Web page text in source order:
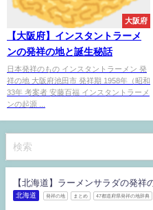
大阪府
【大阪府】インスタントラーメ
ンの発祥の地と誕生秘話
日本発祥のもの インスタントラーメン 発
祥の地 大阪府池田市 発祥期 1958年（昭和
33年 考案者 安藤百福 インスタントラーメ
ンの起源 ...
【北海道】ラーメンサラダの発祥
北海道 発祥の地 まとめ 47都道府県発祥の地辞典